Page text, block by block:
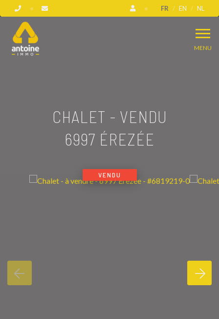
FR EN NL
MENU
CHALET - VENDU
6997 ÉREZÉE
VENDU